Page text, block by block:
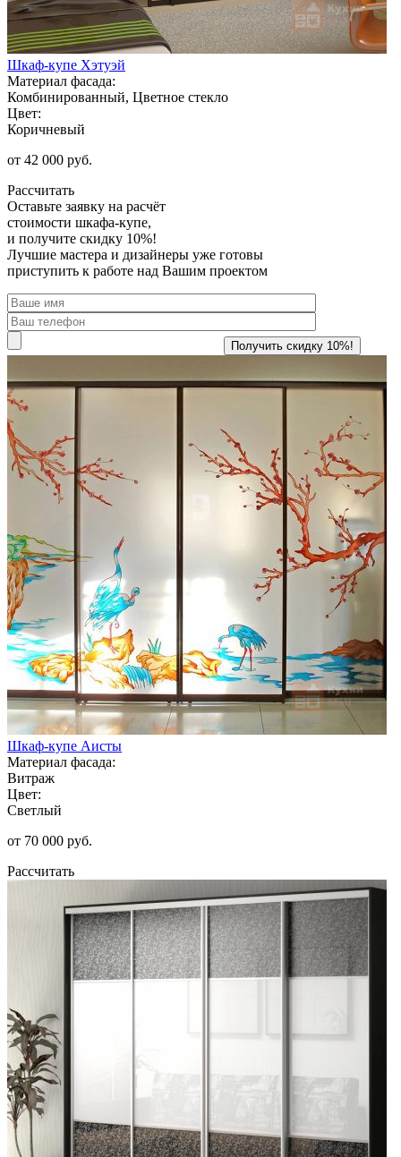
Шкаф-купе Хэтуэй
Материал фасада:
Комбинированный, Цветное стекло
Цвет:
Коричневый
от 42 000 руб.
Рассчитать
Оставьте заявку на расчёт
стоимости шкафа-купе,
и получите скидку 10%!
Лучшие мастера и дизайнеры уже готовы
приступить к работе над Вашим проектом
Шкаф-купе Аисты
Материал фасада:
Витраж
Цвет:
Светлый
от 70 000 руб.
Рассчитать